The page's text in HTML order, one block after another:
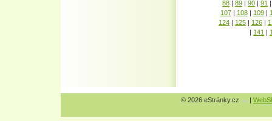
88 | 89 | 90 | 91 |
107 | 108 | 109 |
124 | 125 | 126 |
| 141 |
© 2026 eStránky.cz |